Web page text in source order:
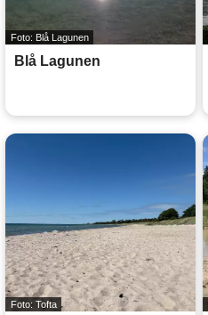
Foto: Blå Lagunen
Blå Lagunen
Foto: Tofta